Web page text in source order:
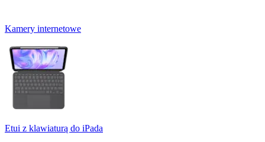
Kamery internetowe
Etui z klawiaturą do iPada